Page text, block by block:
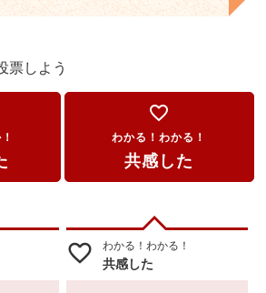
票しよう
favorite_border
わかる！わかる！
共感した
favorite_border わかる！わかる！
共感した